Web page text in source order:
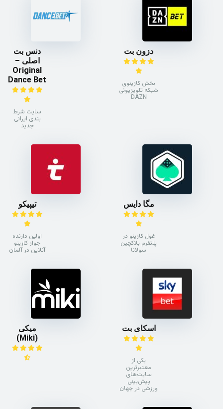
دزون بت
بخش کازینوی
شبکه تلویزیونی
DAZN
دنس بت
اصلی –
Original
Dance Bet
سایت شرط
بندی ایرانی
جدید
مگا دایس
غول کازینو در
پلتفرم بلاکچین
سولانا
تیپیکو
اولین دارنده
جواز کازینو
آنلاین در آلمان
اسکای بت
یکی از
معتبرترین
سایت‌های
پیش‌بینی
ورزشی در جهان
میکی
(Miki)